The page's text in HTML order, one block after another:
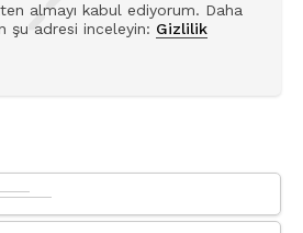
almayı kabul ediyorum. Daha
adresi inceleyin: Gizlilik